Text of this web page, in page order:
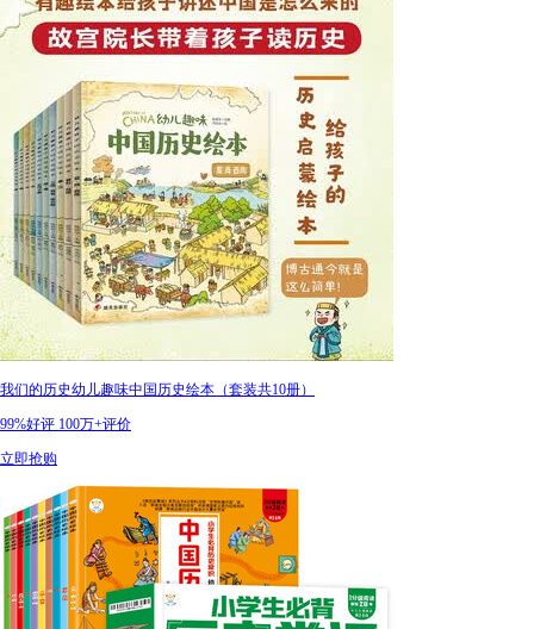
我们的历史幼儿趣味中国历史绘本（套装共10册）
99%好评 100万+评价
立即抢购